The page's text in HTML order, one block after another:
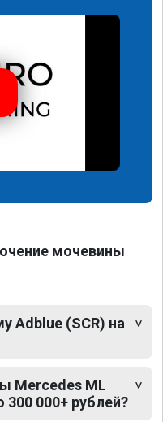
мочевины
Adblue (SCR) на
Mercedes ML
000+ рублей?